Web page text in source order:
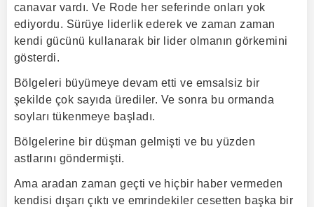
canavar vardı. Ve Rode her seferinde onları yok
ediyordu. Sürüye liderlik ederek ve zaman zaman
kendi gücünü kullanarak bir lider olmanın görkemini
gösterdi.
Bölgeleri büyümeye devam etti ve emsalsiz bir
şekilde çok sayıda ürediler. Ve sonra bu ormanda
soyları tükenmeye başladı.
Bölgelerine bir düşman gelmişti ve bu yüzden
astlarını göndermişti.
Ama aradan zaman geçti ve hiçbir haber vermeden
kendisi dışarı çıktı ve emrindekiler cesetten başka bir